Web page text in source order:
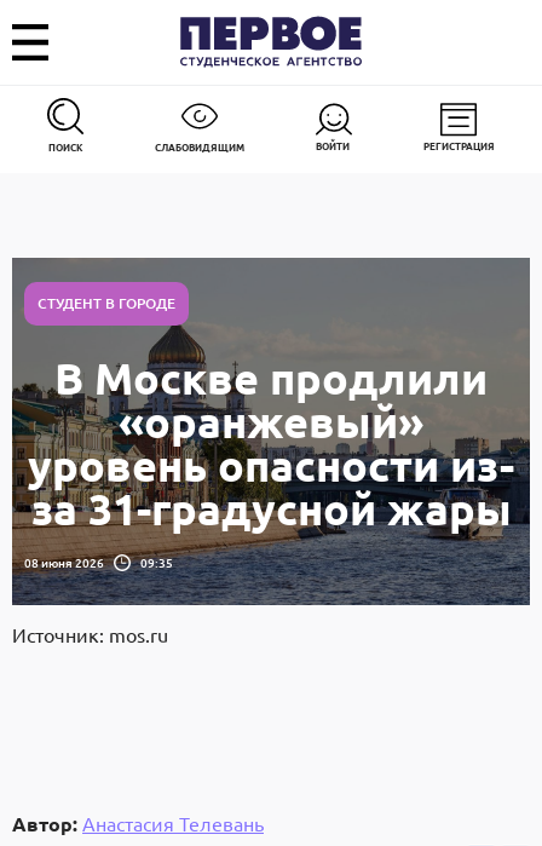
ПОИСК СЛАБОВИДЯЩИМ ВОЙТИ РЕГИСТРАЦИЯ
СТУДЕНТ В ГОРОДЕ
В Москве продлили
«оранжевый»
уровень опасности из-
за 31-градусной жары
08 июня 2026 09:35
Источник: mos.ru
Автор: Анастасия Телевань